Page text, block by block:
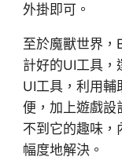
外掛即可。
至於魔獸世界
計好的UI工具，
UI工具，利用輔
便，加上遊戲設
不到它的趣味，
幅度地解決。